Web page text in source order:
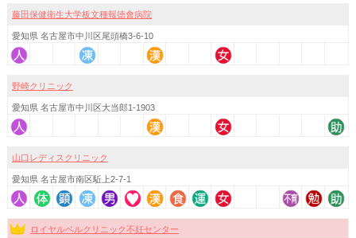
藤田保健衛生大学板文種報徳會病院
愛知県 名古屋市中川区尾頭橋3-6-10
野崎クリニック
愛知県 名古屋市中川区大当郎1-1903
山口レディスクリニック
愛知県 名古屋市南区駈上2-7-1
ロイヤルベルクリニック不妊センター